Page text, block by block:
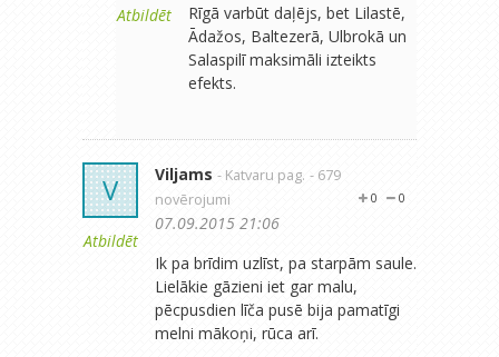
Atbildēt
Rīgā varbūt daļējs, bet Lilastē,
Ādažos, Baltezerā, Ulbrokā un
Salaspilī maksimāli izteikts
efekts.
V
Atbildēt
Viljams - Katvaru pag. - 679
novērojumi
0
0
07.09.2015 21:06
Ik pa brīdim uzlīst, pa starpām saule.
Lielākie gāzieni iet gar malu,
pēcpusdien līča pusē bija pamatīgi
melni mākoņi, rūca arī.